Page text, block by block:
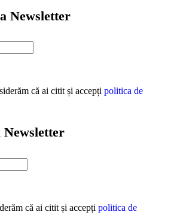
Newsletter
că ai citit și accepți politica de
Newsletter
că ai citit și accepți politica de